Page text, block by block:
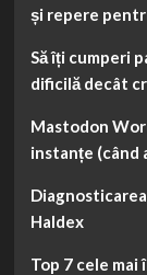
și repere
Să îți cumperi
dificilă decât
Mastodon
instanțe (când
Haldex
Top 7 cele